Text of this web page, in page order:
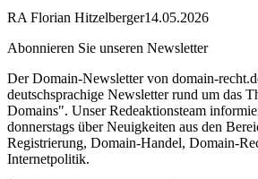
RA Florian Hitzelberger14.05.2026
Abonnieren Sie unseren Newsletter
Der Domain-Newsletter von domain-
deutschsprachige Newsletter rund um das
Domains". Unser Redeaktionsteam
donnerstags über Neuigkeiten aus den
Registrierung, Domain-Handel, Domain-
Internetpolitik.